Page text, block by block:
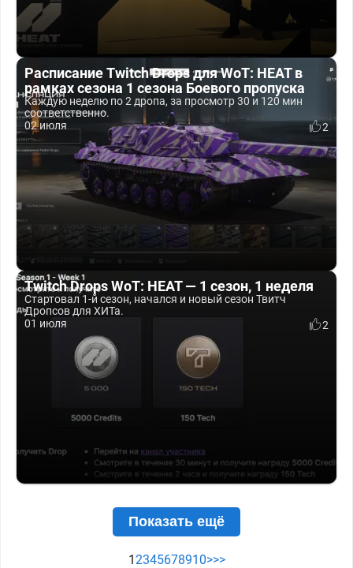
Расписание Twitch Drops для WoT: HEAT в
рамках сезона 1 сезона Боевого пропуска
Каждую неделю по 2 дропа, за просмотр 30 и 120 мин
соответственно.
02 июля
2
Twitch Drops WoT: HEAT — 1 сезон, 1 неделя
Стартовал 1-й сезон, начался и новый сезон Твитч
Дропсов для ХИТа.
01 июля
2
Показать ещё
12345678910>>>